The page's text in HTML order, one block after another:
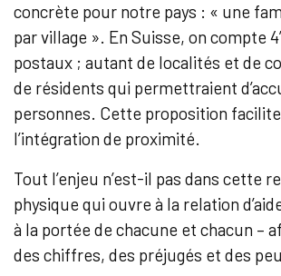
concrète pour notre pays : « une
par village ». En Suisse, on compte
postaux ; autant de localités et de
de résidents qui permettraient
personnes. Cette proposition
l’intégration de proximité.
Tout l’enjeu n’est-il pas dans cette
physique qui ouvre à la relation
à la portée de chacune et chacun –
des chiffres, des préjugés et des